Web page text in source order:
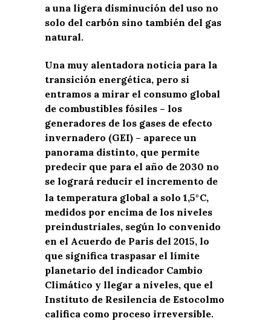
a una ligera disminución del uso no
solo del carbón sino también del gas
natural.
Una muy alentadora noticia para la
transición energética, pero si
entramos a mirar el consumo global
de combustibles fósiles – los
generadores de los gases de efecto
invernadero (GEI) – aparece un
panorama distinto, que permite
predecir que para el año de 2030 no
se logrará reducir el incremento de
la temperatura global a solo 1,50 C,
medidos por encima de los niveles
preindustriales, según lo convenido
en el Acuerdo de Paris del 2015, lo
que significa traspasar el límite
planetario del indicador Cambio
Climático y llegar a niveles, que el
Instituto de Resilencia de Estocolmo
califica como proceso irreversible.